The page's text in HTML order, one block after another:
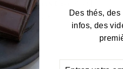
Des thés,
infos, des
Zero Japan Gold 45cl
34,00 €